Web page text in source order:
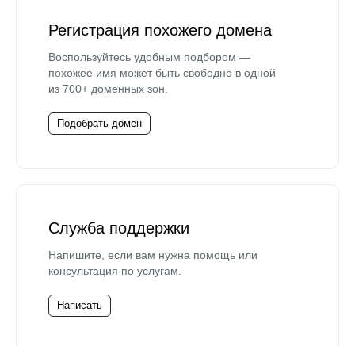
Регистрация похожего домена
Воспользуйтесь удобным подбором —
похожее имя может быть свободно в одной
из 700+ доменных зон.
Подобрать домен
Служба поддержки
Напишите, если вам нужна помощь или
консультация по услугам.
Написать